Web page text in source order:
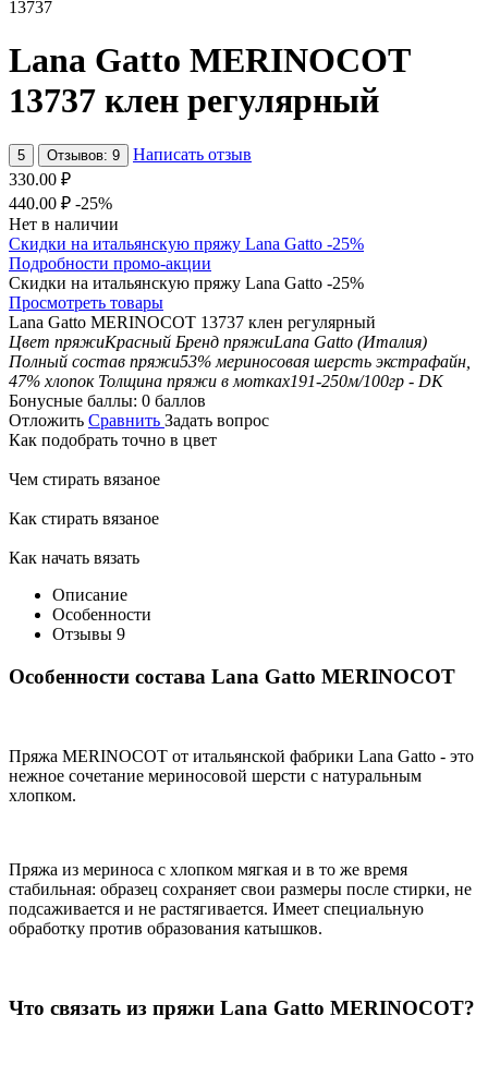
13737
Lana Gatto MERINOCOT
13737 клен регулярный
5 Отзывов: 9
Написать отзыв
330.00 ₽
440.00 ₽ -25%
Нет в наличии
Скидки на итальянскую пряжу Lana Gatto -25%
Подробности промо-акции
Скидки на итальянскую пряжу Lana Gatto -25%
Просмотреть товары
Lana Gatto MERINOCOT 13737 клен регулярный
Цвет пряжиКрасный Бренд пряжиLana Gatto (Италия)
Полный состав пряжи53% мериносовая шерсть экстрафайн,
47% хлопок Толщина пряжи в мотках191-250м/100гр - DK
Бонусные баллы: 0 баллов
Отложить Сравнить Задать вопрос
Как подобрать точно в цвет
Чем стирать вязаное
Как стирать вязаное
Как начать вязать
Описание
Особенности
Отзывы 9
Особенности состава Lana Gatto MERINOCOT
Пряжа MERINOCOT от итальянской фабрики Lana Gatto - это
нежное сочетание мериносовой шерсти с натуральным
хлопком.
Пряжа из мериноса с хлопком мягкая и в то же время
стабильная: образец сохраняет свои размеры после стирки, не
подсаживается и не растягивается. Имеет специальную
обработку против образования катышков.
Что связать из пряжи Lana Gatto MERINOCOT?